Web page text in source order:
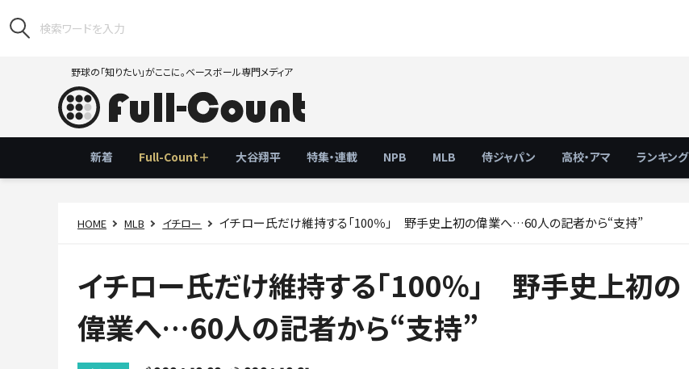
野球の「知りたい」がここに。ベースボール専門メディア
新着 Full-Count＋ 大谷翔平 特集・連載 NPB MLB 侍ジャパン 高校・アマ ランキング
HOME MLB イチロー イチロー氏だけ維持する「100％」 野手史上初の偉業へ…60人の記者から“支持”
イチロー氏だけ維持する「100％」 野手史上初の
偉業へ…60人の記者から“支持”